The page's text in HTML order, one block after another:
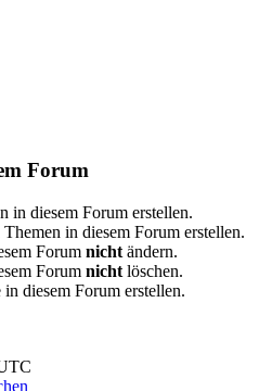
Forum
in diesem Forum erstellen.
in diesem Forum erstellen.
Forum nicht ändern.
Forum nicht löschen.
in diesem Forum erstellen.